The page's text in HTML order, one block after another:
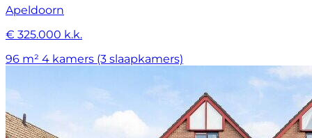
Apeldoorn
€ 325.000 k.k.
96 m² 4 kamers (3 slaapkamers)